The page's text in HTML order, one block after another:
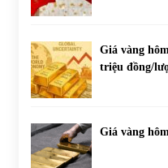
Giá vàng
triệu đồng/
Giá vàng